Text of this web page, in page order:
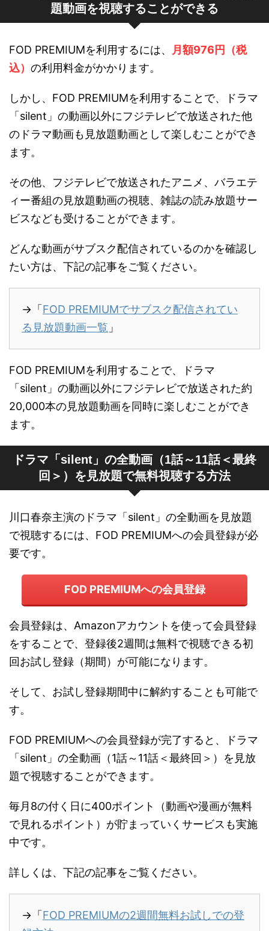
題動画を視聴することができる
FOD PREMIUMを利用するには、 月額976円（税
込） の利用料金がかかります。
しかし、FOD PREMIUMを利用することで、ドラマ
「silent」の動画以外にフジテレビで放送された他
のドラマ動画も見放題動画として楽しむことができ
ます。
その他、フジテレビで放送されたアニメ、バラエテ
ィー番組の見放題動画の視聴、雑誌の読み放題サー
ビスなども受けることができます。
どんな動画がサブスク配信されているのかを確認し
たい方は、下記の記事をご覧ください。
→「 FOD PREMIUMでサブスク配信されてい
る見放題動画一覧 」
FOD PREMIUMを利用することで、ドラマ
「silent」の動画以外にフジテレビで放送された約
20,000本の見放題動画を同時に楽しむことができ
ます。
ドラマ「silent」の全動画（1話～11話＜最終
回＞）を見放題で無料視聴する方法
川口春奈主演のドラマ「silent」の全動画を見放題
で視聴するには、FOD PREMIUMへの会員登録が必
要です。
FOD PREMIUMへの会員登録
会員登録は、Amazonアカウントを使って会員登録
をすることで、登録後2週間は無料で視聴できる初
回お試し登録（期間）が可能になります。
そして、お試し登録期間中に解約することも可能で
す。
FOD PREMIUMへの会員登録が完了すると、ドラマ
「silent」の全動画（1話～11話＜最終回＞）を見放
題で視聴することができます。
毎月8の付く日に400ポイント（動画や漫画が無料
で見れるポイント）が貯まっていくサービスも実施
中です。
詳しくは、下記の記事をご覧ください。
→「 FOD PREMIUMの2週間無料お試しでの登